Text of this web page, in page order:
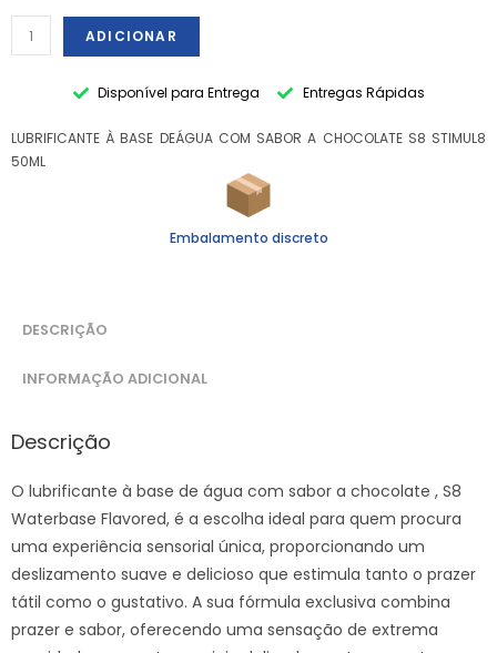
ADICIONAR
Disponível para Entrega Entregas Rápidas
LUBRIFICANTE À BASE DEÁGUA COM SABOR A CHOCOLATE S8 STIMUL8
50ML
Embalamento discreto
DESCRIÇÃO
INFORMAÇÃO ADICIONAL
Descrição
O lubrificante à base de água com sabor a chocolate , S8
Waterbase Flavored, é a escolha ideal para quem procura
uma experiência sensorial única, proporcionando um
deslizamento suave e delicioso que estimula tanto o prazer
tátil como o gustativo. A sua fórmula exclusiva combina
prazer e sabor, oferecendo uma sensação de extrema